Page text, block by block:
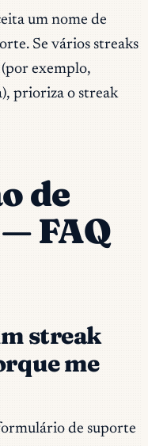
um nome de
Se vários streaks
exemplo,
prioriza o streak
de
FAQ
streak
me
de suporte